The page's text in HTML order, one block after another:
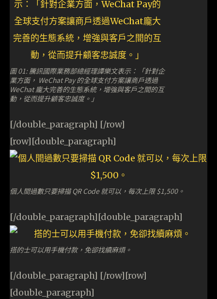
圖 01: 騰訊國際業務部總經理譚樂文表示：「針對企
業方面， WeChat Pay 的全球支付方案讓商戶透過
WeChat 龐大完善的生態系統，增強與客戶之間的互
動，從而提升顧客忠誠度。」
[/double_paragraph] [/row]
[row][double_paragraph]
個人間過數只要掃描 QR Code 就可以，每次上限 $1,500。
[/double_paragraph][double_paragraph]
搭的士可以用手機付款，免卻找續麻煩。
[/double_paragraph] [/row][row]
[double_paragraph]